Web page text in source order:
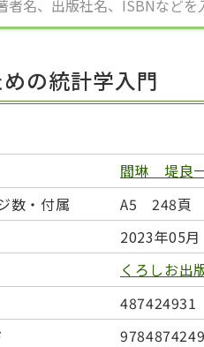
聴解
能力試験対策
ガル語辞典
用字用語辞典
諸相
の統計学入門
閻琳 堤良
数・付属
A5 248頁
2023年05月
くろしお出
487424931